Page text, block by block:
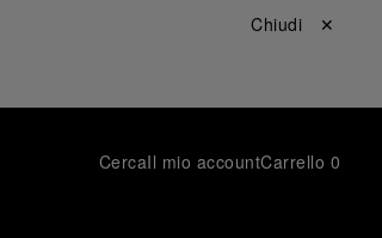
Chiudi ✕
CercaIl mio accountCarrello 0